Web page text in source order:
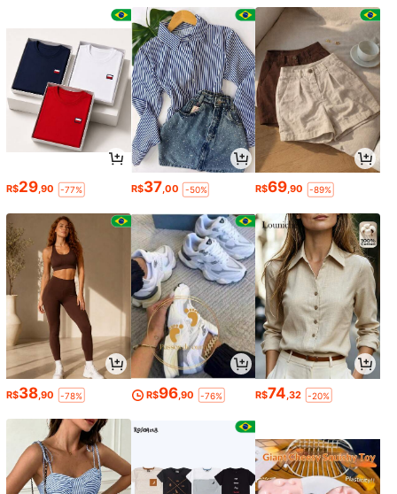
R$29,90 -77% R$37,00 -50% R$69,90 -89%
R$38 ,90 -78% R$96 ,90 -76% R$74 ,32 -20%